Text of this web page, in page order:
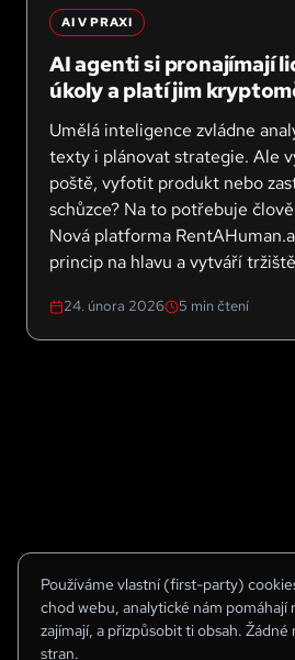
Používáme vlastní (first-party)
chod webu, analytické nám pomáhají
zajímají, a přizpůsobit ti obsah.
stran.
AI V PRAXI
AI agenti si pronajímají
úkoly a platí jim
Umělá inteligence zvládne
texty i plánovat strategie. Ale
poště, vyfotit produkt nebo
schůzce? Na to potřebuje
Nová platforma
princip na hlavu a vytváří
světě. Za první týden se
000 lidí.
24. února 2026 5 min čtení